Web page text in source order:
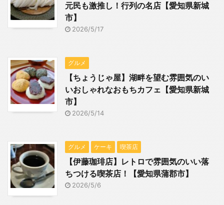
元民も激推し！行列の名店【愛知県新城
市】
2026/5/17
グルメ
【ちょうじゃ屋】湖畔を望む雰囲気のい
いおしゃれなおもちカフェ【愛知県新城
市】
2026/5/14
グルメ ケーキ 喫茶店
【伊藤珈琲店】レトロで雰囲気のいい落
ちつける喫茶店！【愛知県蒲郡市】
2026/5/6